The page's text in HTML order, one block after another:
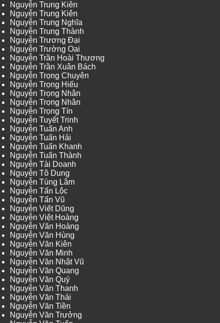
Nguyễn Trung Kiên
Nguyễn Trung Kiên
Nguyễn Trung Nghĩa
Nguyễn Trung Thành
Nguyễn Trương Đại
Nguyễn Trường Oai
Nguyễn Trần Hoài Thương
Nguyễn Trần Xuân Bách
Nguyễn Trọng Chuyên
Nguyễn Trọng Hiếu
Nguyễn Trọng Nhân
Nguyễn Trọng Nhân
Nguyễn Trọng Tín
Nguyễn Tuyết Trinh
Nguyễn Tuấn Anh
Nguyễn Tuấn Hải
Nguyễn Tuấn Khanh
Nguyễn Tuấn Thành
Nguyễn Tài Doanh
Nguyễn Tô Dung
Nguyễn Tùng Lâm
Nguyễn Tấn Lộc
Nguyễn Tấn Vũ
Nguyễn Viết Dũng
Nguyễn Việt Hoàng
Nguyễn Văn Hoàng
Nguyễn Văn Hùng
Nguyễn Văn Kiên
Nguyễn Văn Minh
Nguyễn Văn Nhật Vũ
Nguyễn Văn Quang
Nguyễn Văn Quý
Nguyễn Văn Thanh
Nguyễn Văn Thái
Nguyễn Văn Tiền
Nguyễn Văn Trưởng